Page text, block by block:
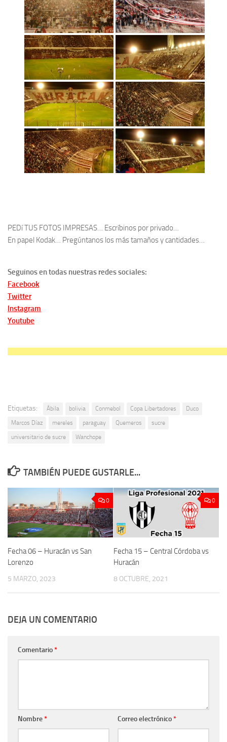
PEDí TUS FOTOS IMPRESAS… Escríbinos por privado…
En papel Kodak… Pregúntanos los más tamaños y cantidades…
Seguinos en todas nuestras redes sociales:
Facebook
Twitter
Instagram
Youtube
Etiquetas: Ábila bolivia Conmebol Copa Libertadores
Duco
Marcos Díaz
mereles paraguay Quemeros
sucre
universitario de sucre
Wanchope
TAMBIÉN PUEDE GUSTARLE...
0
Fecha 06 – Huracán vs San
Lorenzo
5 MARZO, 2023
0
Fecha 15 – Central Córdoba vs
Huracán
8 OCTUBRE, 2021
DEJA UN COMENTARIO
Comentario*
Nombre* Correo electrónico*